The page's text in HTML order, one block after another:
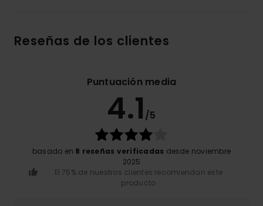
Reseñas de los clientes
Puntuación media
4.1 /5
basado en 8 reseñas verificadas desde noviembre
2025
El 75% de nuestros clientes recomiendan este
producto